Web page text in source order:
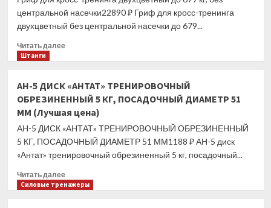
(Лучшая
центральной насечки22890 ₽ Гриф для кросс-тренинга
двухцветный без центральной насечки до 679...
Читать далееПрочитать
для
кросс-
тренинга
двухцветный
679
кг,
центральной
насечки
Штанги
АН-5 ДИСК «АНТАТ» ТРЕНИРОВОЧНЫЙ
ОБРЕЗИНЕННЫЙ 5 КГ, ПОСАДОЧНЫЙ ДИАМЕТР 51
ММ (Лучшая цена)
АН-5 ДИСК «АНТАТ» ТРЕНИРОВОЧНЫЙ ОБРЕЗИНЕННЫЙ
5 КГ, ПОСАДОЧНЫЙ ДИАМЕТР 51 ММ1188 ₽ АН-5 диск
«Антат» тренировочный обрезиненный 5 кг, посадочный...
Читать далееПрочитать
больше
Силовые тренажеры